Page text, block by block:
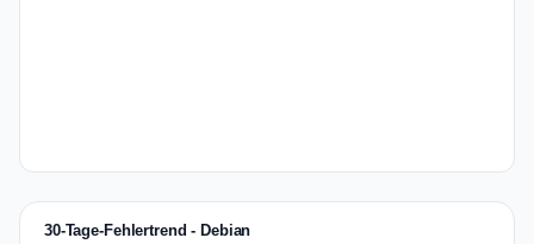
30-Tage-Fehlertrend - Debian